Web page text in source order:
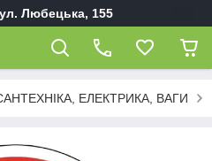
Любецька, 155
ЕЛЕКТРИКА, ВАГИ